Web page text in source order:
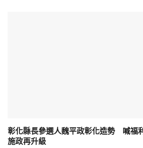
彰化縣長參選人魏平政彰化造勢 喊福
施政再升級